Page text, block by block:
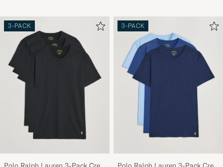
3-PACK 3-PACK